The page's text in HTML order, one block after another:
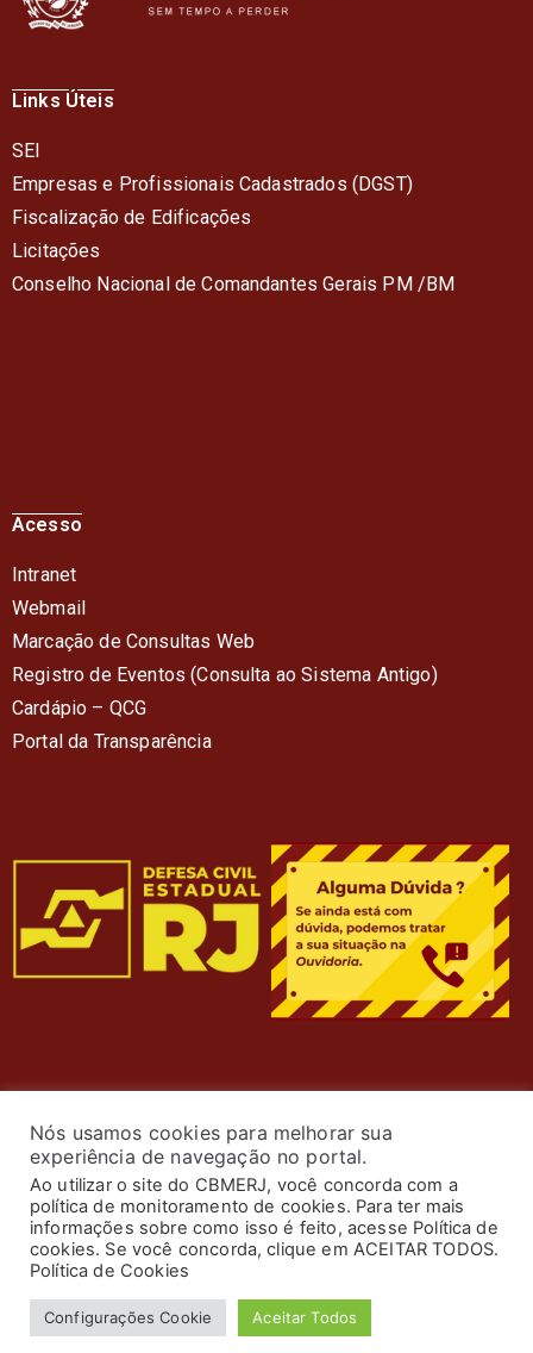
Links Úteis
SEI
Empresas e Profissionais Cadastrados (DGST)
Fiscalização de Edificações
Licitações
Conselho Nacional de Comandantes Gerais PM /BM
Acesso
Intranet
Webmail
Marcação de Consultas Web
Registro de Eventos (Consulta ao Sistema Antigo)
Cardápio – QCG
Portal da Transparência
© 2024 Corpo de Bombeiros Militar do Estado do Rio de
Janeiro. Todos os Direitos Reservados. Desenvolvimento
porASTI.
Nós usamos cookies para melhorar sua
experiência de navegação no portal.
Ao utilizar o site do CBMERJ, você concorda com a
política de monitoramento de cookies. Para ter mais
informações sobre como isso é feito, acesse Política de
cookies. Se você concorda, clique em ACEITAR TODOS.
Política de Cookies
Configurações Cookie Aceitar Todos